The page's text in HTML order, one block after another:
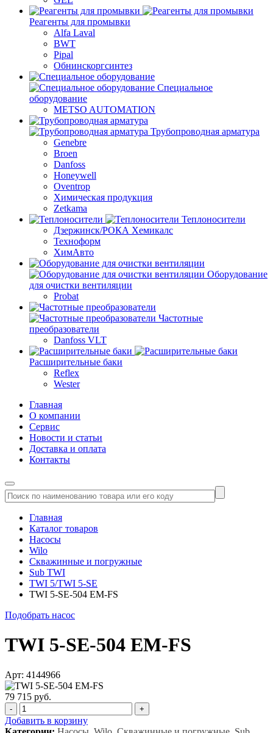
Реагенты для промывки
Alfa Laval
BWT
Pipal
Обнинскоргсинтез
Специальное
оборудование
METSO AUTOMATION
Трубопроводная арматура
Genebre
Broen
Danfoss
Honeywell
Oventrop
Химическая продукция
Zetkama
Теплоносители
Дзержинск/РОКА Хемикалс
Техноформ
ХимАвто
Оборудование
для очистки вентиляции
Probat
Частотные
преобразователи
Danfoss VLT
Расширительные баки
Reflex
Wester
Главная
О компании
Сервис
Новости и статьи
Доставка и оплата
Контакты
Главная
Каталог товаров
Насосы
Wilo
Скважинные и погружные
Sub TWI
TWI 5/TWI 5-SE
TWI 5-SE-504 EM-FS
Подобрать насос
TWI 5-SE-504 EM-FS
Арт: 4144966
79 715 руб.
- +
Добавить в корзину